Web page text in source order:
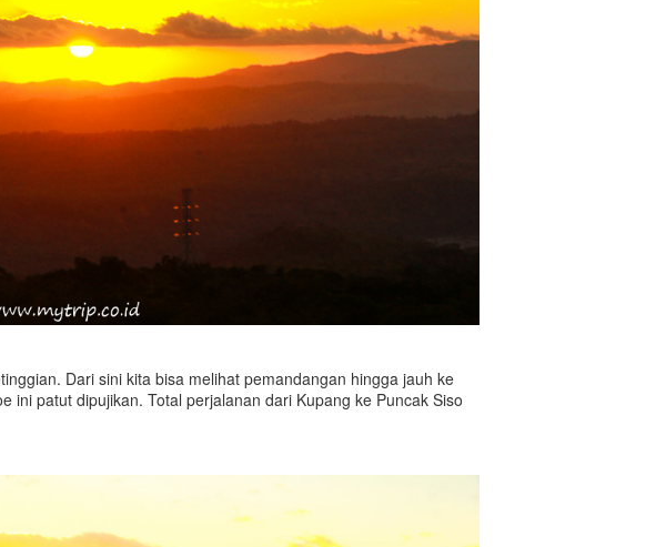
Dari sini kita bisa melihat pemandangan hingga jauh ke
ini patut dipujikan. Total perjalanan dari Kupang ke Puncak Siso